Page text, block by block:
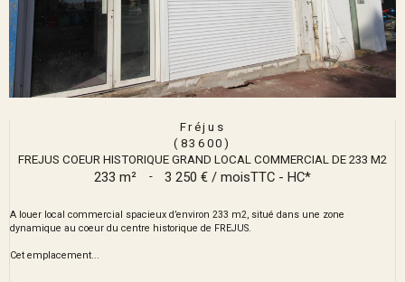
Fréjus
(83600)
FREJUS COEUR HISTORIQUE GRAND LOCAL COMMERCIAL DE 233 M2
233 m² - 3 250 € / moisTTC - HC*
A louer local commercial spacieux d’environ 233 m2, situé dans une zone
dynamique au coeur du centre historique de FREJUS.
Cet emplacement...